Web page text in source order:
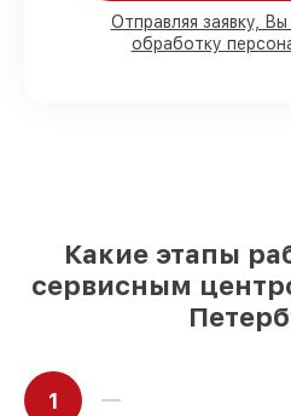
остальные
Оригинальные
Отправляя заявку,
обработку
Какие этапы
сервисным
1